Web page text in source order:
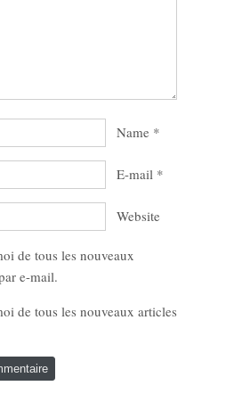
Name *
E-mail *
Website
de tous les nouveaux
e-mail.
de tous les nouveaux articles